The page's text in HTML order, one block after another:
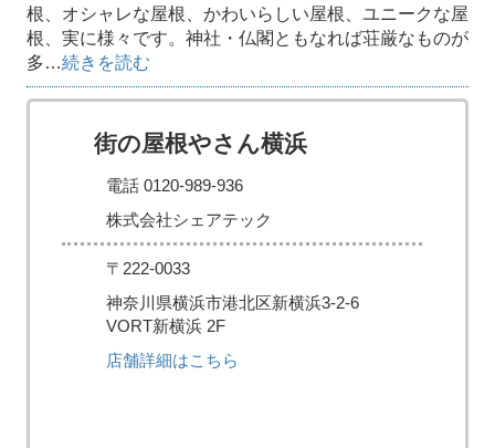
根、オシャレな屋根、かわいらしい屋根、ユニークな屋
根、実に様々です。神社・仏閣ともなれば荘厳なものが
多…続きを読む
街の屋根やさん横浜
電話 0120-989-936
株式会社シェアテック
〒222-0033
神奈川県横浜市港北区新横浜3-2-6
VORT新横浜 2F
店舗詳細はこちら